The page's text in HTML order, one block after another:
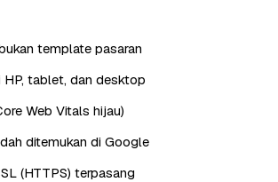
template pasaran
HP, tablet, dan desktop
Web Vitals hijau)
ditemukan di Google
(HTTPS) terpasang